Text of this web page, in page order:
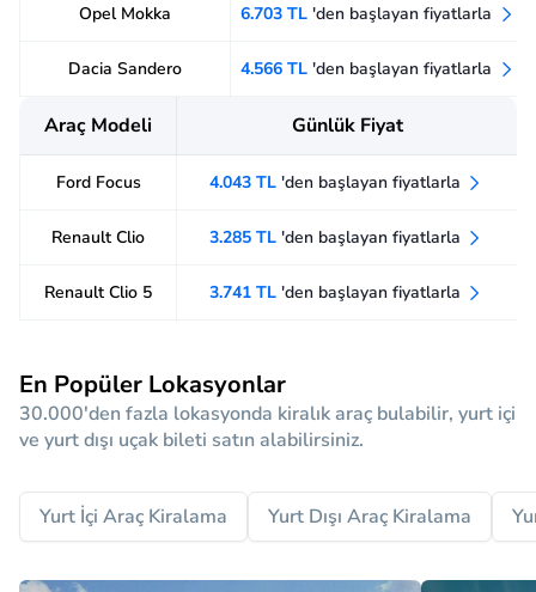
Opel Mokka 6.703 TL'den başlayan fiyatlarla
Dacia Sandero 4.566 TL'den başlayan fiyatlarla
Araç Modeli Günlük Fiyat
Ford Focus 4.043 TL 'den başlayan fiyatlarla
Renault Clio 3.285 TL 'den başlayan fiyatlarla
Renault Clio 5 3.741 TL 'den başlayan fiyatlarla
En Popüler Lokasyonlar
30.000'den fazla lokasyonda kiralık araç bulabilir, yurt içi
ve yurt dışı uçak bileti satın alabilirsiniz.
Yurt İçi Araç Kiralama Yurt Dışı Araç Kiralama